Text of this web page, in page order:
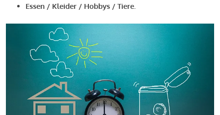
Essen / Kleider / Hobbys / Tiere.